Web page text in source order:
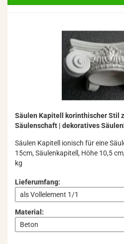
Säu­len Ka­pi­tell ko­rin­thi­scher Stil
Säu­len­schaft | de­ko­ra­ti­ves
Säu­len Ka­pi­tell io­ni­sch für eine
15cm, Säu­len­ka­pi­tell, Höhe 10,5
kg
Lieferumfang:
Material: